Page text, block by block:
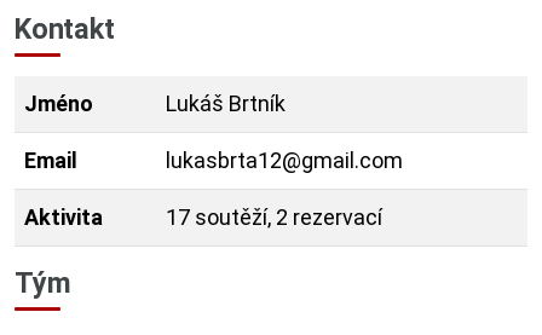
Kontakt
Jméno Lukáš Brtník
Email lukasbrta12@gmail.com
Aktivita 17 soutěží, 2 rezervací
Tým